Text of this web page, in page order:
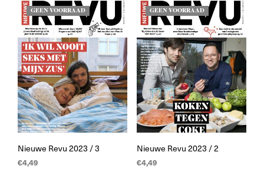
GEEN VOORRAAD
Nieuwe Revu 2023 / 3
€4,49
GEEN VOORRAAD
Nieuwe Revu 2023 / 2
€4,49